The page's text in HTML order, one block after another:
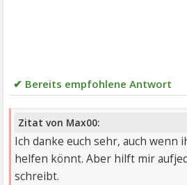
✔ Bereits empfohlene Antwort
Zitat von Max00:
Ich danke euch sehr, auch wenn
helfen könnt. Aber hilft mir
schreibt.